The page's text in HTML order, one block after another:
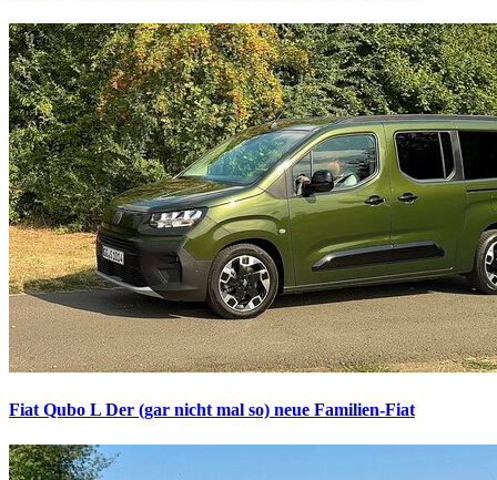
Fiat Qubo L Der (gar nicht mal so) neue Familien-Fiat